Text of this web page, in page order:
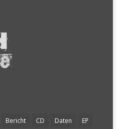
Bericht CD Daten
EP